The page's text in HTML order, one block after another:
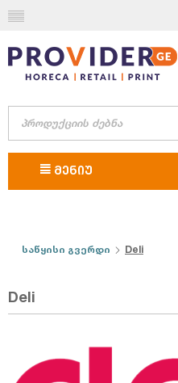
ᲛᲔᲜᲘᲣ
საწყისი გვერდი Deli
Deli